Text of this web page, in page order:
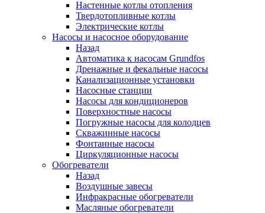
Настенные котлы отопления
Твердотопливные котлы
Электрические котлы
Насосы и насосное оборудование
Назад
Автоматика к насосам Grundfos
Дренажные и фекальные насосы
Канализационные установки
Насосные станции
Насосы для кондиционеров
Поверхностные насосы
Погружные насосы для колодцев
Скважинные насосы
Фонтанные насосы
Циркуляционные насосы
Обогреватели
Назад
Воздушные завесы
Инфракрасные обогреватели
Масляные обогреватели